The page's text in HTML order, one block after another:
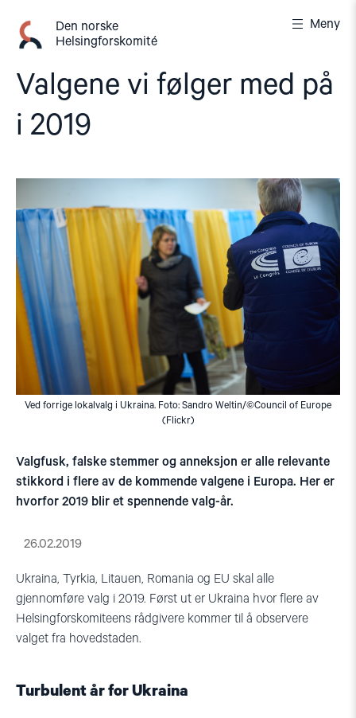
innhold
Den norske
Helsingforskomité
Meny
Valgene vi følger med på
i 2019
Ved forrige lokalvalg i Ukraina. Foto: Sandro Weltin/©Council of Europe
(Flickr)
Valgfusk, falske stemmer og anneksjon er alle relevante
stikkord i flere av de kommende valgene i Europa. Her er
hvorfor 2019 blir et spennende valg-år.
26.02.2019
Ukraina, Tyrkia, Litauen, Romania og EU skal alle
gjennomføre valg i 2019. Først ut er Ukraina hvor flere av
Helsingforskomiteens rådgivere kommer til å observere
valget fra hovedstaden.
Turbulent år for Ukraina